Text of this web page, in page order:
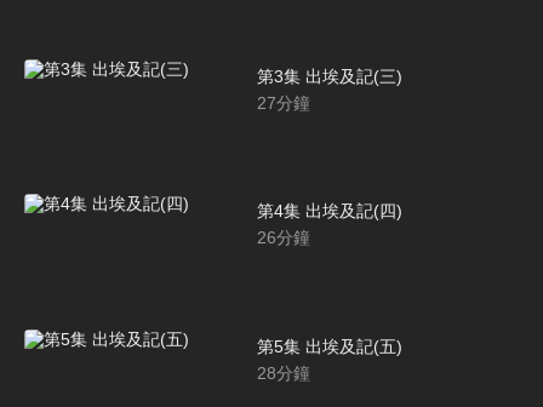
第3集 出埃及記(三)
27分鐘
第4集 出埃及記(四)
26分鐘
第5集 出埃及記(五)
28分鐘